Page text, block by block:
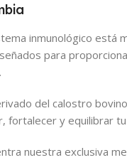
inmunológico está
para
del calostro
fortalecer y equilibrar
nuestra exclusiva